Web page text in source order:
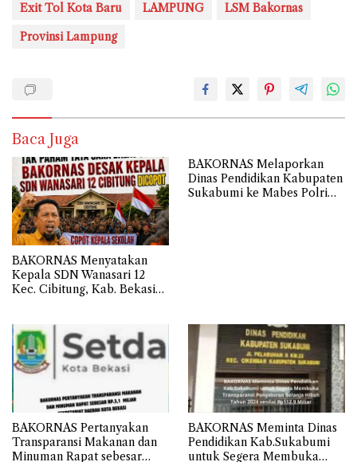
Exit Tol Kota Baru LAMPUNG
LSM Bakornas
Provinsi Lampung
Baca Juga
BAKORNAS Menyatakan
Kepala SDN Wanasari 12
Kec. Cibitung, Kab. Bekasi
asalan.
BAKORNAS Melaporkan
Dinas Pendidikan Kabupaten
Sukabumi ke Mabes Polri
BAKORNAS Pertanyakan
Transparansi Makanan dan
Minuman Rapat sebesar
BAKORNAS Meminta Dinas
Pendidikan Kab.Sukabumi
untuk Segera Membuka